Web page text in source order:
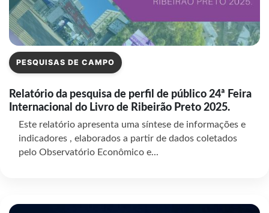
PESQUISAS DE CAMPO
Relatório da pesquisa de perfil de público 24ª Feira
Internacional do Livro de Ribeirão Preto 2025.
Este relatório apresenta uma síntese de informações e
indicadores , elaborados a partir de dados coletados
pelo Observatório Econômico e...